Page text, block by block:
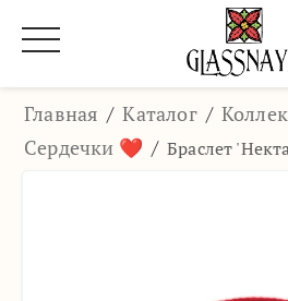
Главная / Каталог /
Сердечки ❤️ / Браслет